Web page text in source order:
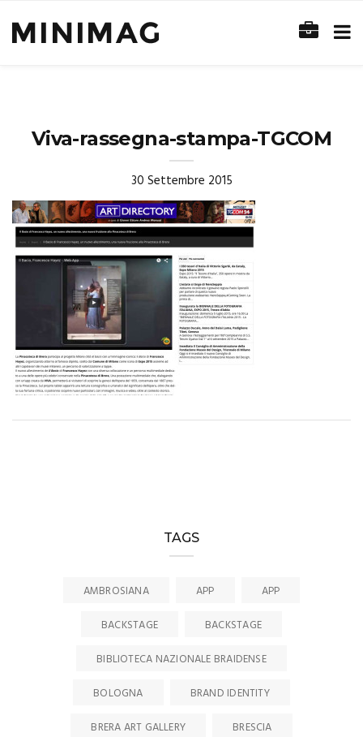
Viva-rassegna-stampa-TGCOM
30 Settembre 2015
TAGS
AMBROSIANA APP
APP
BACKSTAGE
BACKSTAGE
BIBLIOTECA NAZIONALE BRAIDENSE
BOLOGNA
BRAND IDENTITY
BRERA ART GALLERY
BRESCIA